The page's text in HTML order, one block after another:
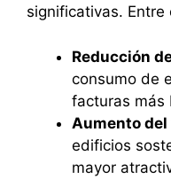
significativas.
Reducción
consumo de
facturas más
Aumento del
edificios
mayor